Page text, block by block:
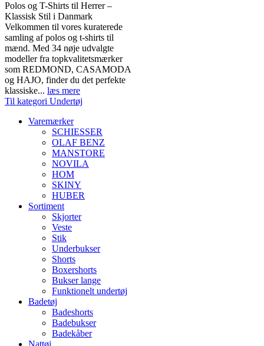
Polos og T-Shirts til Herrer –
Klassisk Stil i Danmark
Velkommen til vores kuraterede
samling af polos og t-shirts til
mænd. Med 34 nøje udvalgte
modeller fra topkvalitetsmærker
som REDMOND, CASAMODA
og HAJO, finder du det perfekte
klassiske... læs mere
Til kategori Undertøj
Varemærker
SCHIESSER
OLAF BENZ
MANSTORE
NOVILA
HOM
SKINY
HUBER
Sortiment
Skjorter
Veste
Stik
Underbukser
Shorts
Boxershorts
Bukser lange
Funktionelt undertøj
Badetøj
Badeshorts
Badebukser
Badekåber
Nattøj